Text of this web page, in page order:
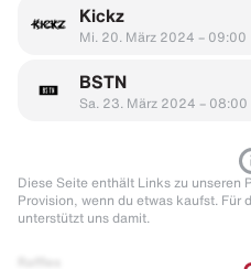
Kickz
Mi. 20. März 2024 – 09:00
BSTN
Sa. 23. März 2024 – 08:00
Diese Seite enthält Links zu unseren
Provision, wenn du etwas kaufst. Für
unterstützt uns damit.